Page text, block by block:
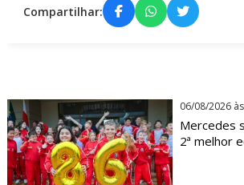
Compartilhar:
06/08/2026
Mercedes
2ª melhor